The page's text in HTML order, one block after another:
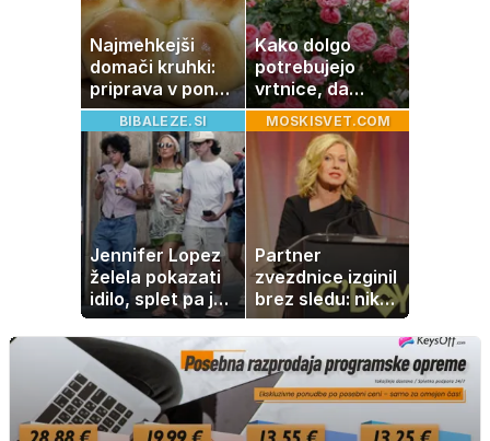
Najmehkejši
domači kruhki:
priprava v ponvi
je trik za popoln
rezultat
Kako dolgo
potrebujejo
vrtnice, da
zrastejo? Vse o
rasti, cvetenju in
negi vrtnic
BIBALEZE.SI
Jennifer Lopez
želela pokazati
idilo, splet pa je
razburila ena
stvar
MOSKISVET.COM
Partner
zvezdnice izginil
brez sledu: nikoli
ga niso našli,
nato je prišla še
ena tragedija